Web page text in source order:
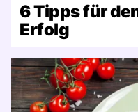
6 Tipps für
Erfolg